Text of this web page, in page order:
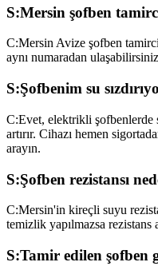
S:Mersin şofben
C:Mersin Avize şofben
aynı numaradan
S:Şofbenim su
C:Evet, elektrikli şofbenlerde
artırır. Cihazı hemen
arayın.
S:Şofben rezistansı
C:Mersin'in kireçli suyu
temizlik yapılmazsa rezistans
S:Tamir edilen şofben